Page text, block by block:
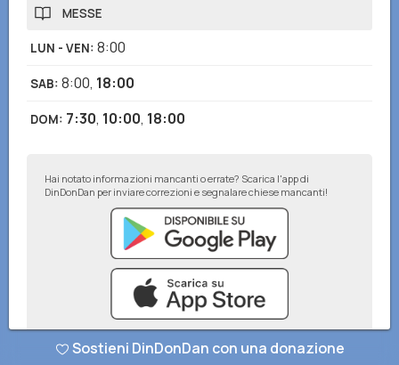
MESSE
LUN - VEN: 8:00
SAB: 8:00, 18:00
DOM: 7:30, 10:00, 18:00
Hai notato informazioni mancanti o errate? Scarica l'app di
DinDonDan per inviare correzioni e segnalare chiese mancanti!
Sostieni DinDonDan con una donazione